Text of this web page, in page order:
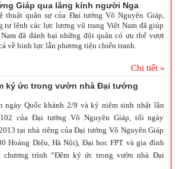
Giáp qua lăng kính người Nga
thuật quân sự của Đại tướng Võ Nguyên Giáp,
tư lệnh các lực lượng vũ trang Việt Nam đã giúp
đã đánh bại những đội quân có ưu thế vượt
về binh lực lẫn phương tiện chiến tranh.
Chi tiết »
ký ức trong vườn nhà Đại tướng
ngày Quốc khánh 2/9 và kỷ niệm sinh nhật lần
của Đại tướng Võ Nguyên Giáp, tối ngày
tại nhà riêng của Đại tướng Võ Nguyên Giáp
Hoàng Diệu, Hà Nội), Đại học FPT và gia đình
chương trình “Đêm ký ức trong vườn nhà Đại